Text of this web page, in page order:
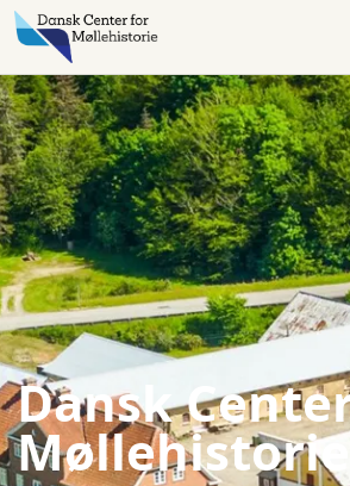
Dansk
Møllehistorie